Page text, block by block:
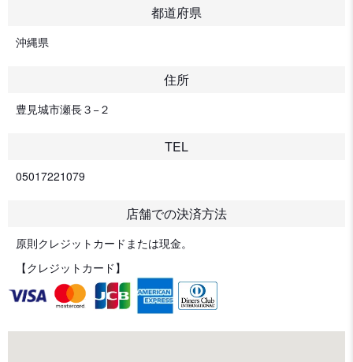
都道府県
沖縄県
住所
豊見城市瀬長３−２
TEL
05017221079
店舗での決済方法
原則クレジットカードまたは現金。
【クレジットカード】